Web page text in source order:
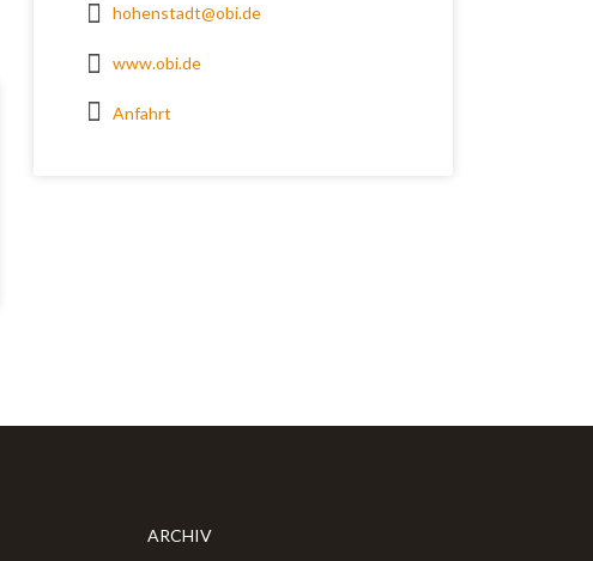
hohenstadt@obi.de
www.obi.de
Anfahrt
ARCHIV